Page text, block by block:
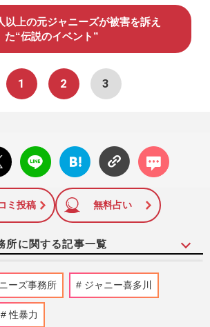
以上の元ジャニーズが被害を訴え
た“伝説のイベント”
1 2 3
LINE
はてな
ブック
に追加
コメン
ト
ミ投稿 無料占い
所に関する記事一覧
Aぇ!group』末澤誠也、村重杏奈とのデ
ト企画で見せた“オレ様”本性「ちっこい
この男」ファンの擁護…
週刊女性』編集部
ーズ事務所 ジャニー喜多川
性暴力